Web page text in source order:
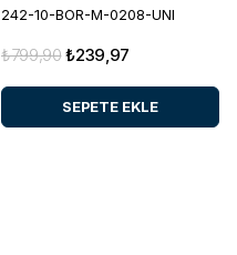
242-10-BOR-M-0208-UNI
₺239,97
₺799,90
SEPETE EKLE